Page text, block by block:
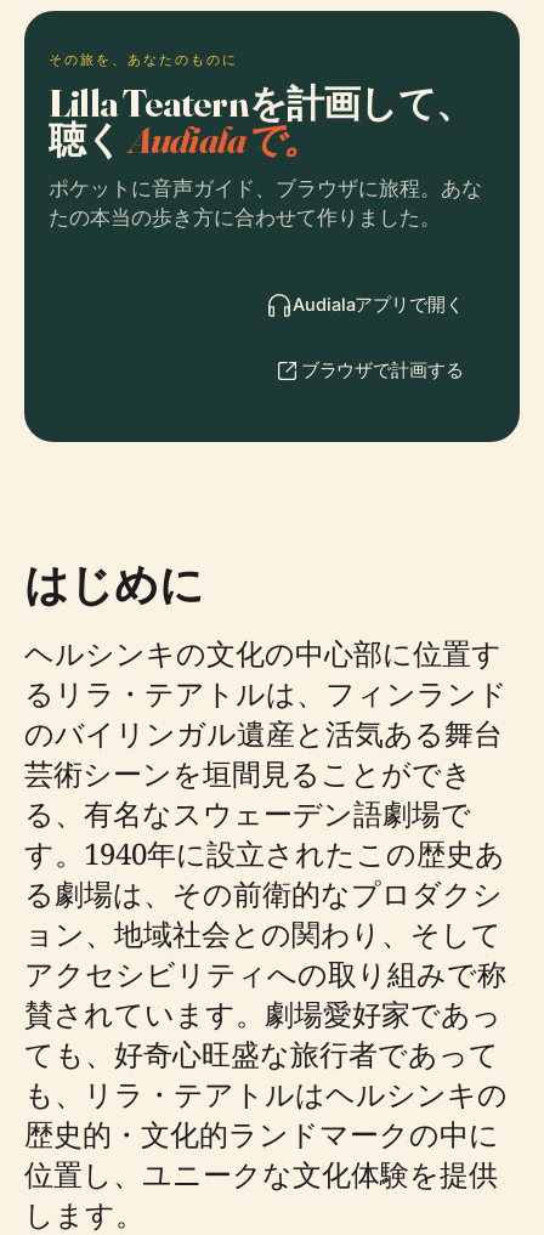
その旅を、あなたのものに
Lilla Teaternを計画して、
聴くAudialaで。
ポケットに音声ガイド、ブラウザに旅程。あな
たの本当の歩き方に合わせて作りました。
Audialaアプリで開く
ブラウザで計画する
はじめに
ヘルシンキの文化の中心部に位置す
るリラ・テアトルは、フィンランド
のバイリンガル遺産と活気ある舞台
芸術シーンを垣間見ることができ
る、有名なスウェーデン語劇場で
す。1940年に設立されたこの歴史あ
る劇場は、その前衛的なプロダクシ
ョン、地域社会との関わり、そして
アクセシビリティへの取り組みで称
賛されています。劇場愛好家であっ
ても、好奇心旺盛な旅行者であって
も、リラ・テアトルはヘルシンキの
歴史的・文化的ランドマークの中に
位置し、ユニークな文化体験を提供
します。